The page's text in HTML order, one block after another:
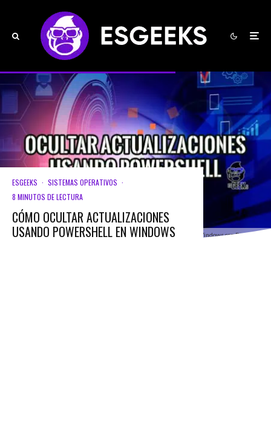
Gestión de actualizaciones de Windows con PowerShell
ESGEEKS · SISTEMAS OPERATIVOS ·
8 MINUTOS DE LECTURA
CÓMO OCULTAR ACTUALIZACIONES
USANDO POWERSHELL EN WINDOWS